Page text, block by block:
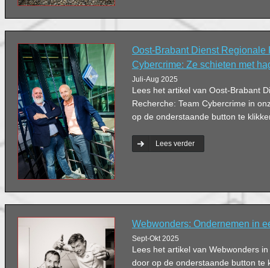
Oost-Brabant Dienst Regionale
Cybercrime: Ze schieten met
Juli-Aug 2025
Lees het artikel van Oost-Brabant
Recherche: Team Cybercrime in
op de onderstaande button te
Lees verder
Webwonders: Ondernemen in
Sept-Okt 2025
Lees het artikel van Webwonders
door op de onderstaande button te